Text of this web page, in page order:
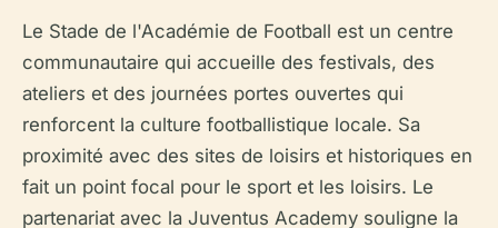
Le Stade de l'Académie de Football est un centre
communautaire qui accueille des festivals, des
ateliers et des journées portes ouvertes qui
renforcent la culture footballistique locale. Sa
proximité avec des sites de loisirs et historiques en
fait un point focal pour le sport et les loisirs. Le
partenariat avec la Juventus Academy souligne la